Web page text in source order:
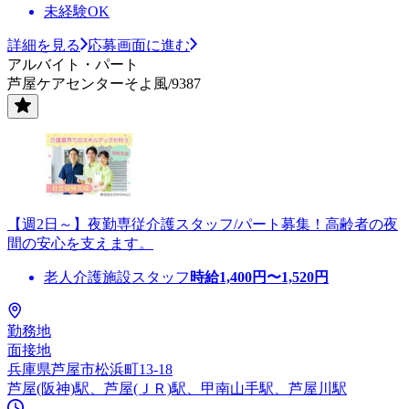
未経験OK
詳細を見る
応募画面に進む
アルバイト・パート
芦屋ケアセンターそよ風/9387
【週2日～】夜勤専従介護スタッフ/パート募集！高齢者の夜
間の安心を支えます。
老人介護施設スタッフ 時給1,400円〜1,520円
勤務地
面接地
兵庫県芦屋市松浜町13-18
芦屋(阪神)駅、芦屋(ＪＲ)駅、甲南山手駅、芦屋川駅